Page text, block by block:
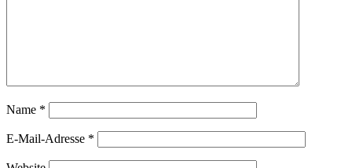
Name *
E-Mail-Adresse *